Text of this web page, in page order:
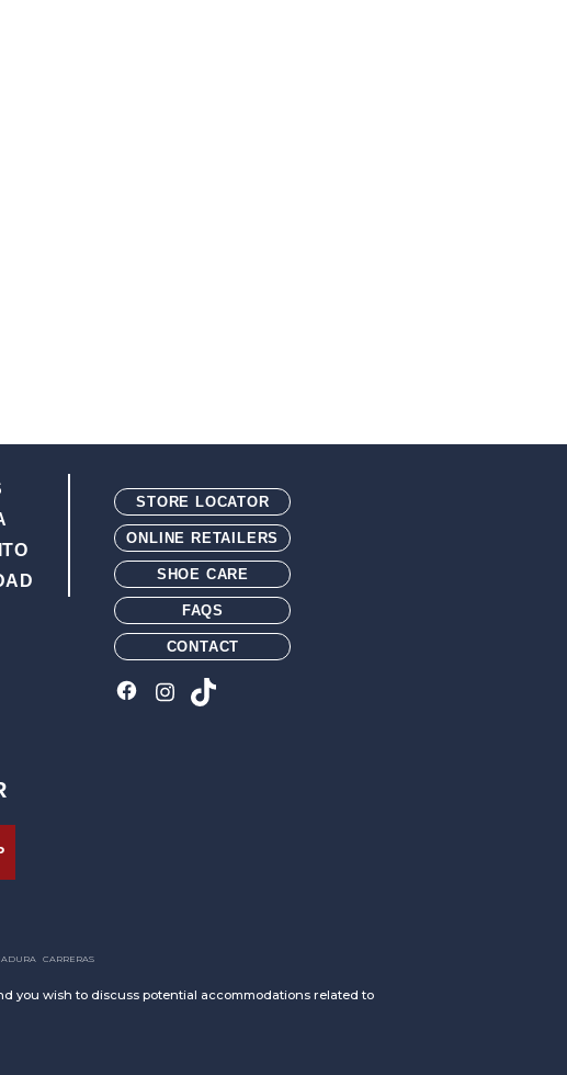
STORE LOCATOR
ONLINE RETAILERS
SHOE CARE
FAQS
CONTACT
CARRERAS
you wish to discuss potential accommodations related to